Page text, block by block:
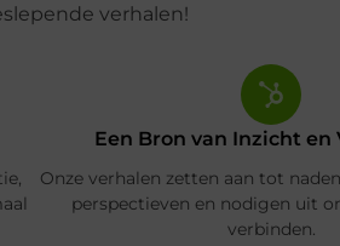
verhalen!
Een Bron van Inzicht
Onze verhalen zetten aan tot
perspectieven en nodigen uit
verbinden.